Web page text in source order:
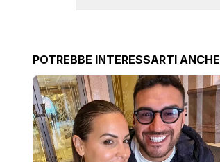
POTREBBE INTERESSARTI ANCHE